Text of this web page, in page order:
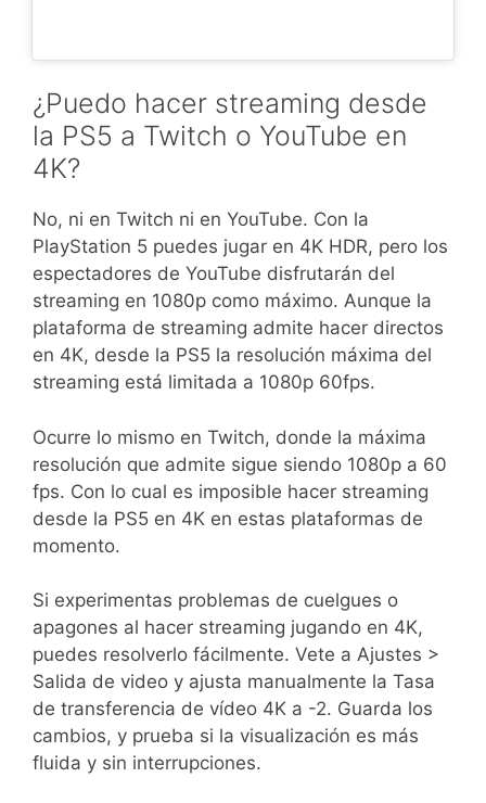
¿Puedo hacer streaming desde
la PS5 a Twitch o YouTube en
4K?
No, ni en Twitch ni en YouTube. Con la
PlayStation 5 puedes jugar en 4K HDR, pero los
espectadores de YouTube disfrutarán del
streaming en 1080p como máximo. Aunque la
plataforma de streaming admite hacer directos
en 4K, desde la PS5 la resolución máxima del
streaming está limitada a 1080p 60fps.
Ocurre lo mismo en Twitch, donde la máxima
resolución que admite sigue siendo 1080p a 60
fps. Con lo cual es imposible hacer streaming
desde la PS5 en 4K en estas plataformas de
momento.
Si experimentas problemas de cuelgues o
apagones al hacer streaming jugando en 4K,
puedes resolverlo fácilmente. Vete a Ajustes >
Salida de video y ajusta manualmente la Tasa
de transferencia de vídeo 4K a -2. Guarda los
cambios, y prueba si la visualización es más
fluida y sin interrupciones.